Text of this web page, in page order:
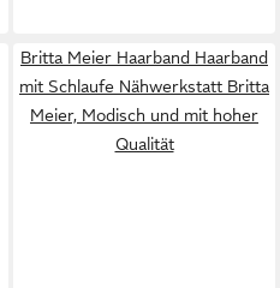
Britta Meier Haarband Haarband
mit Schlaufe Nähwerkstatt Britta
Meier, Modisch und mit hoher
Qualität